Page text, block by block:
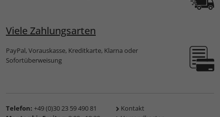
Viele Zahlungsarten
PayPal, Vorauskasse, Kreditkarte, Klarna oder
Sofortüberweisung
Telefon: +49 (0)30 23 59 490 81
Kontakt